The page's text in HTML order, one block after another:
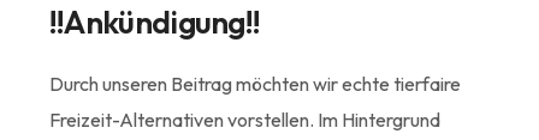
!!Ankündigung!!
Durch unseren Beitrag möchten wir echte tierfaire
Freizeit-Alternativen vorstellen. Im Hintergrund